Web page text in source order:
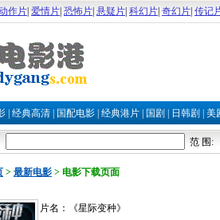
作片 爱情片 恐怖片 悬疑片 科幻片 奇幻片 传记
经典高清 国配电影 经典港片 国剧 日韩剧 美
范 围:
> 最新电影 > 电影下载页面
片名：《星际变种》